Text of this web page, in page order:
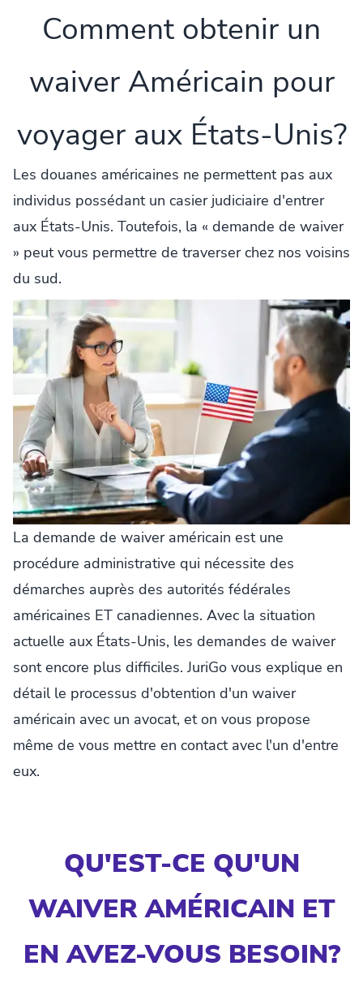
Comment obtenir un
waiver Américain pour
voyager aux États-Unis?
Les douanes américaines ne permettent pas aux
individus possédant un casier judiciaire d'entrer
aux États-Unis. Toutefois, la « demande de waiver
» peut vous permettre de traverser chez nos voisins
du sud.
La demande de waiver américain est une
procédure administrative qui nécessite des
démarches auprès des autorités fédérales
américaines ET canadiennes. Avec la situation
actuelle aux États-Unis, les demandes de waiver
sont encore plus difficiles. JuriGo vous explique en
détail le processus d'obtention d'un waiver
américain avec un avocat, et on vous propose
même de vous mettre en contact avec l'un d'entre
eux.
QU'EST-CE QU'UN
WAIVER AMÉRICAIN ET
EN AVEZ-VOUS BESOIN?